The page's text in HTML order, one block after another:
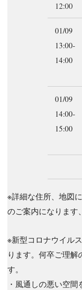
12:00
01/09
13:00-
14:00
01/09
14:00-
15:00
※詳細な住所、地図
のご案内になります
※新型コロナウイル
ります。何卒ご理解
す。
・風通しの悪い空